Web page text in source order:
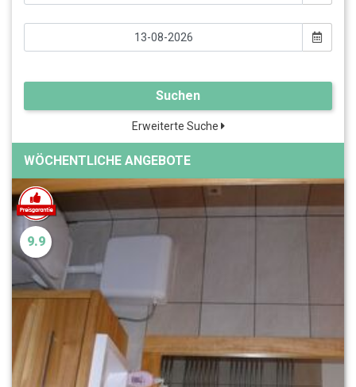
Suchen
Erweiterte Suche
WÖCHENTLICHE ANGEBOTE
9.9